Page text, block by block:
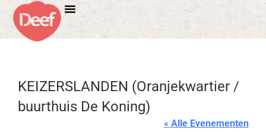
KEIZERSLANDEN (Oranjekwartier /
buurthuis De Koning)
« Alle Evenementen